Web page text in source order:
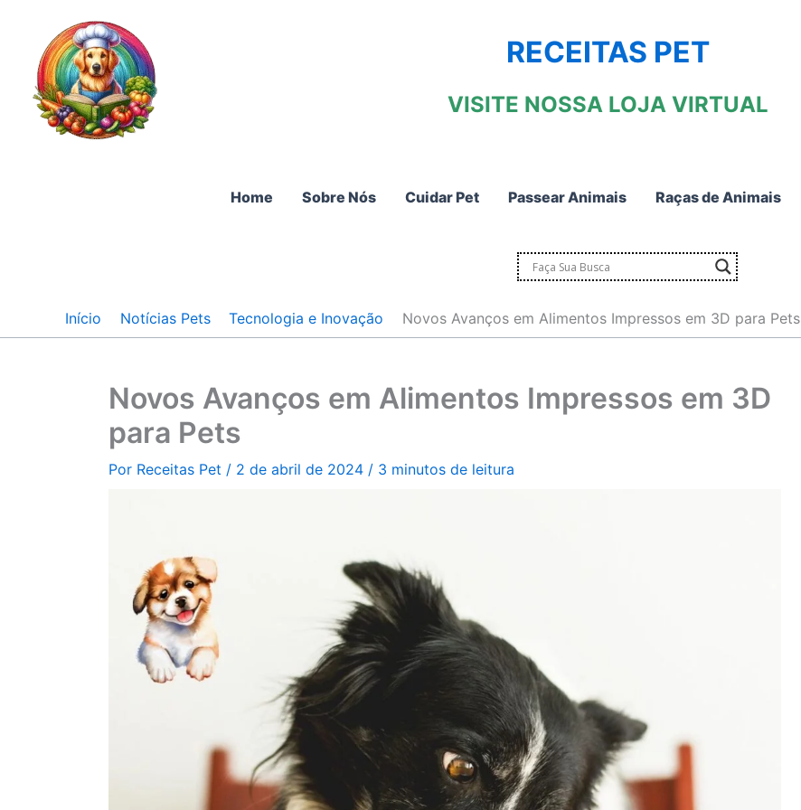
conteúdo
RECEITAS PET
VISITE NOSSA LOJA VIRTUAL
Home Sobre Nós Cuidar Pet Passear Animais Raças de Animais
Início Notícias Pets Tecnologia e Inovação Novos Avanços em Alimentos Impressos em 3D para Pets
Novos Avanços em Alimentos Impressos em 3D
para Pets
Por Receitas Pet / 2 de abril de 2024 / 3 minutos de leitura